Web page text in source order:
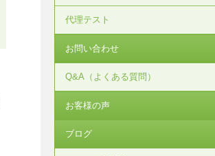
代理テスト
お問い合わせ
Q&A（よくある質問）
お客様の声
ブログ